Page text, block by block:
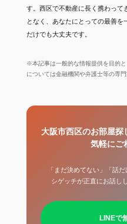
す。西区で不動産に長く携わって
となく、あなたにとっての最善
だけでも大丈夫です。
※本記事は一般的な情報提供を目的
については金融機関や弁護士等の専門
大阪市西区のお部屋
気軽にご
「まだ決めてない」「話
シゲッチが正直にお話し
LINEで